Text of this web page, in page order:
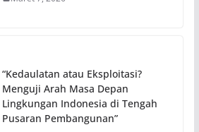
“Kedaulatan atau Eksploitasi?
Menguji Arah Masa Depan
Lingkungan Indonesia di Tengah
Pusaran Pembangunan”